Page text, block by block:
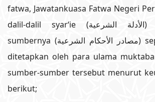
fatwa, Jawatankuasa Fatwa Negeri
dalil-dalil syar‘ie (الأدلة الشرعية) atau sumber-
sumbernya (مصادر الأحكام الشرعية) seperti yang telah
ditetapkan oleh para ulama
sumber-sumber tersebut menurut
berikut;